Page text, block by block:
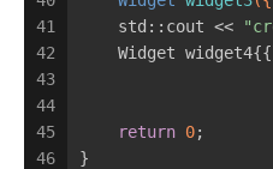
41
42
43
44
45
46
    std::cout <<
Widget
return 0;
}